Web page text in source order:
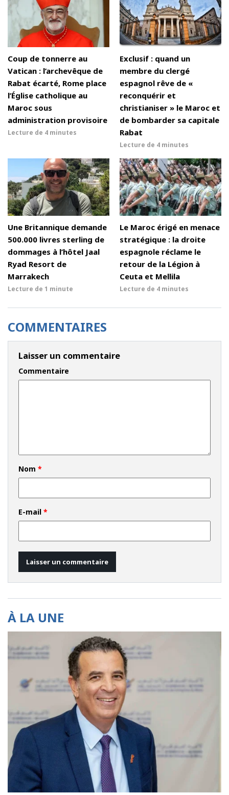
Coup de tonnerre au
Vatican : l’archevêque de
Rabat écarté, Rome place
l’Église catholique au
Maroc sous
administration provisoire
Lecture de 4 minutes
Exclusif : quand un
membre du clergé
espagnol rêve de «
reconquérir et
christianiser » le Maroc et
de bombarder sa capitale
Rabat
Lecture de 4 minutes
Une Britannique demande
500.000 livres sterling de
dommages à l’hôtel Jaal
Ryad Resort de
Marrakech
Lecture de 1 minute
Le Maroc érigé en menace
stratégique : la droite
espagnole réclame le
retour de la Légion à
Ceuta et Mellila
Lecture de 4 minutes
COMMENTAIRES
Laisser un commentaire
Commentaire
Nom *
E-mail *
À LA UNE